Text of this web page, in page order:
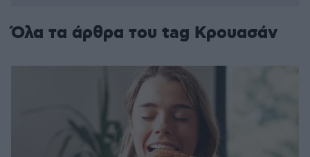
Όλα τα άρθρα του tag Κρουασάν